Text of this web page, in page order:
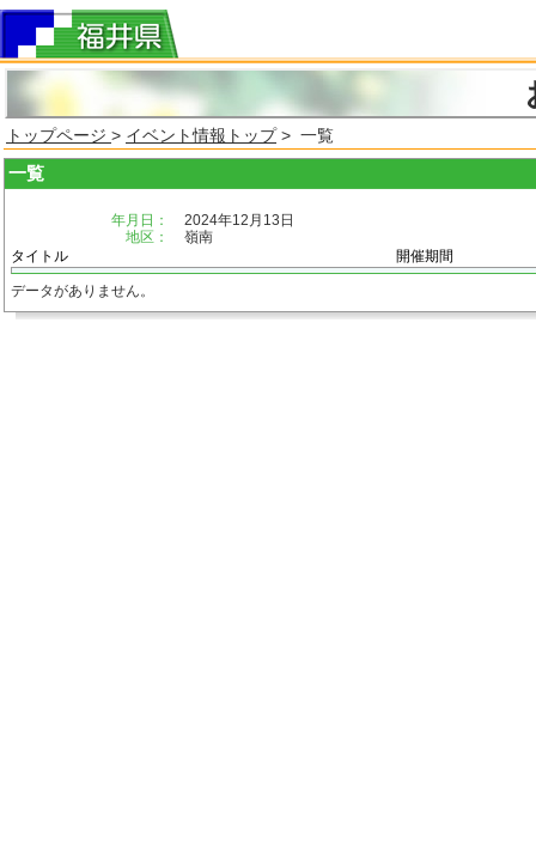
トップページ > イベント情報トップ> 一覧
一覧
年月日：
2024年12月13日
地区：
嶺南
タイトル
開催期間
データがありません。